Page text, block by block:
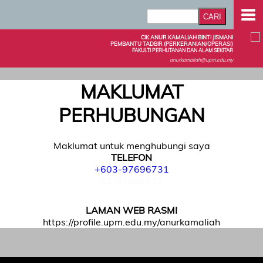
CIK ANUR KAMALIAH BINTI JISMANI
PEMBANTU TADBIR (PERKERANIAN/OPERASI)
FAKULTI PERHUTANAN DAN ALAM SEKITAR
anurkamaliah@upm.edu.my
MAKLUMAT
PERHUBUNGAN
Maklumat untuk menghubungi saya
TELEFON
+603-97696731
LAMAN WEB RASMI
https://profile.upm.edu.my/anurkamaliah